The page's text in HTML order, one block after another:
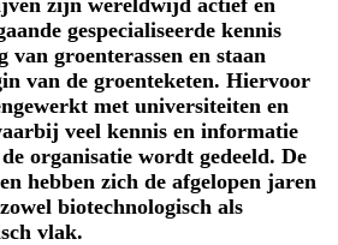
gespecialiseerde kennis
groenterassen en staan
van de groenteketen. Hiervoor
met universiteiten en
veel kennis en informatie
organisatie wordt gedeeld. De
hebben zich de afgelopen jaren
biotechnologisch als
vlak.